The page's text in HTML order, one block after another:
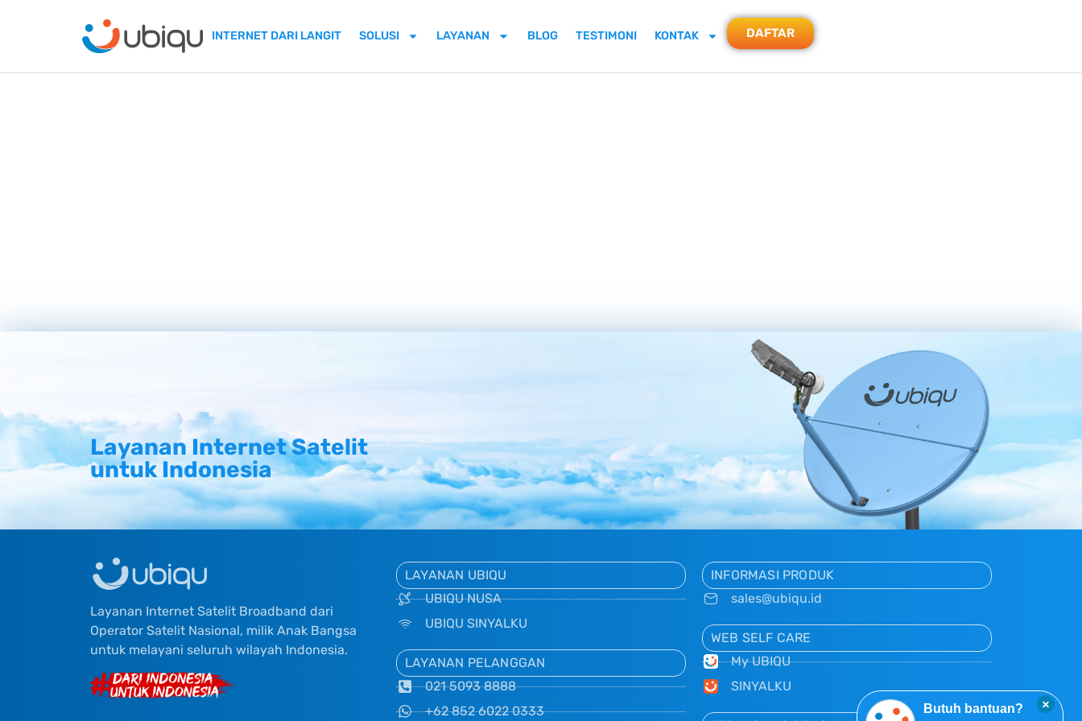
×
Butuh bantuan?
INTERNET DARI LANGIT SOLUSI LAYANAN BLOG TESTIMONI KONTAK DAFTAR
Layanan Internet Satelit
untuk Indonesia
Layanan Internet Satelit Broadband dari
Operator Satelit Nasional, milik Anak Bangsa
untuk melayani seluruh wilayah Indonesia.
LAYANAN UBIQU
UBIQU NUSA
UBIQU SINYALKU
LAYANAN PELANGGAN
021 5093 8888
+62 852 6022 0333
INFORMASI PRODUK
sales@ubiqu.id
WEB SELF CARE
My UBIQU
SINYALKU